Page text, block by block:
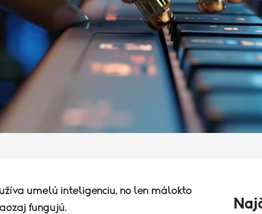
umelú inteligenciu, no len málokto
fungujú.